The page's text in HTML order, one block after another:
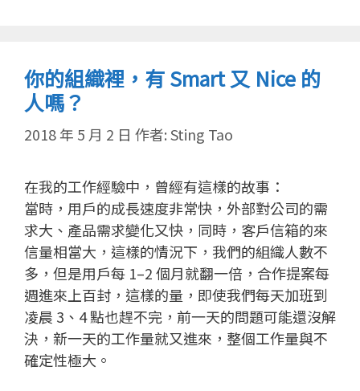
你的組織裡，有 Smart 又 Nice 的
人嗎？
2018 年 5 月 2 日 作者:Sting Tao
在我的工作經驗中，曾經有這樣的故事：
當時，用戶的成長速度非常快，外部對公司的需
求大、產品需求變化又快，同時，客戶信箱的來
信量相當大，這樣的情況下，我們的組織人數不
多，但是用戶每 1–2 個月就翻一倍，合作提案每
週進來上百封，這樣的量，即使我們每天加班到
凌晨 3、4 點也趕不完，前一天的問題可能還沒解
決，新一天的工作量就又進來，整個工作量與不
確定性極大。